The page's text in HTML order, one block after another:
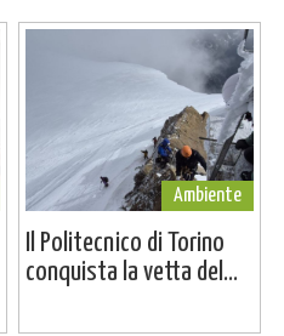
Ambiente
Il Politecnico di Torino
conquista la vetta del...